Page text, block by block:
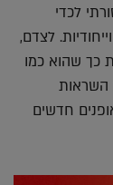
לכדי
לצדם,
כך שהוא כמו
השראות
חדשים